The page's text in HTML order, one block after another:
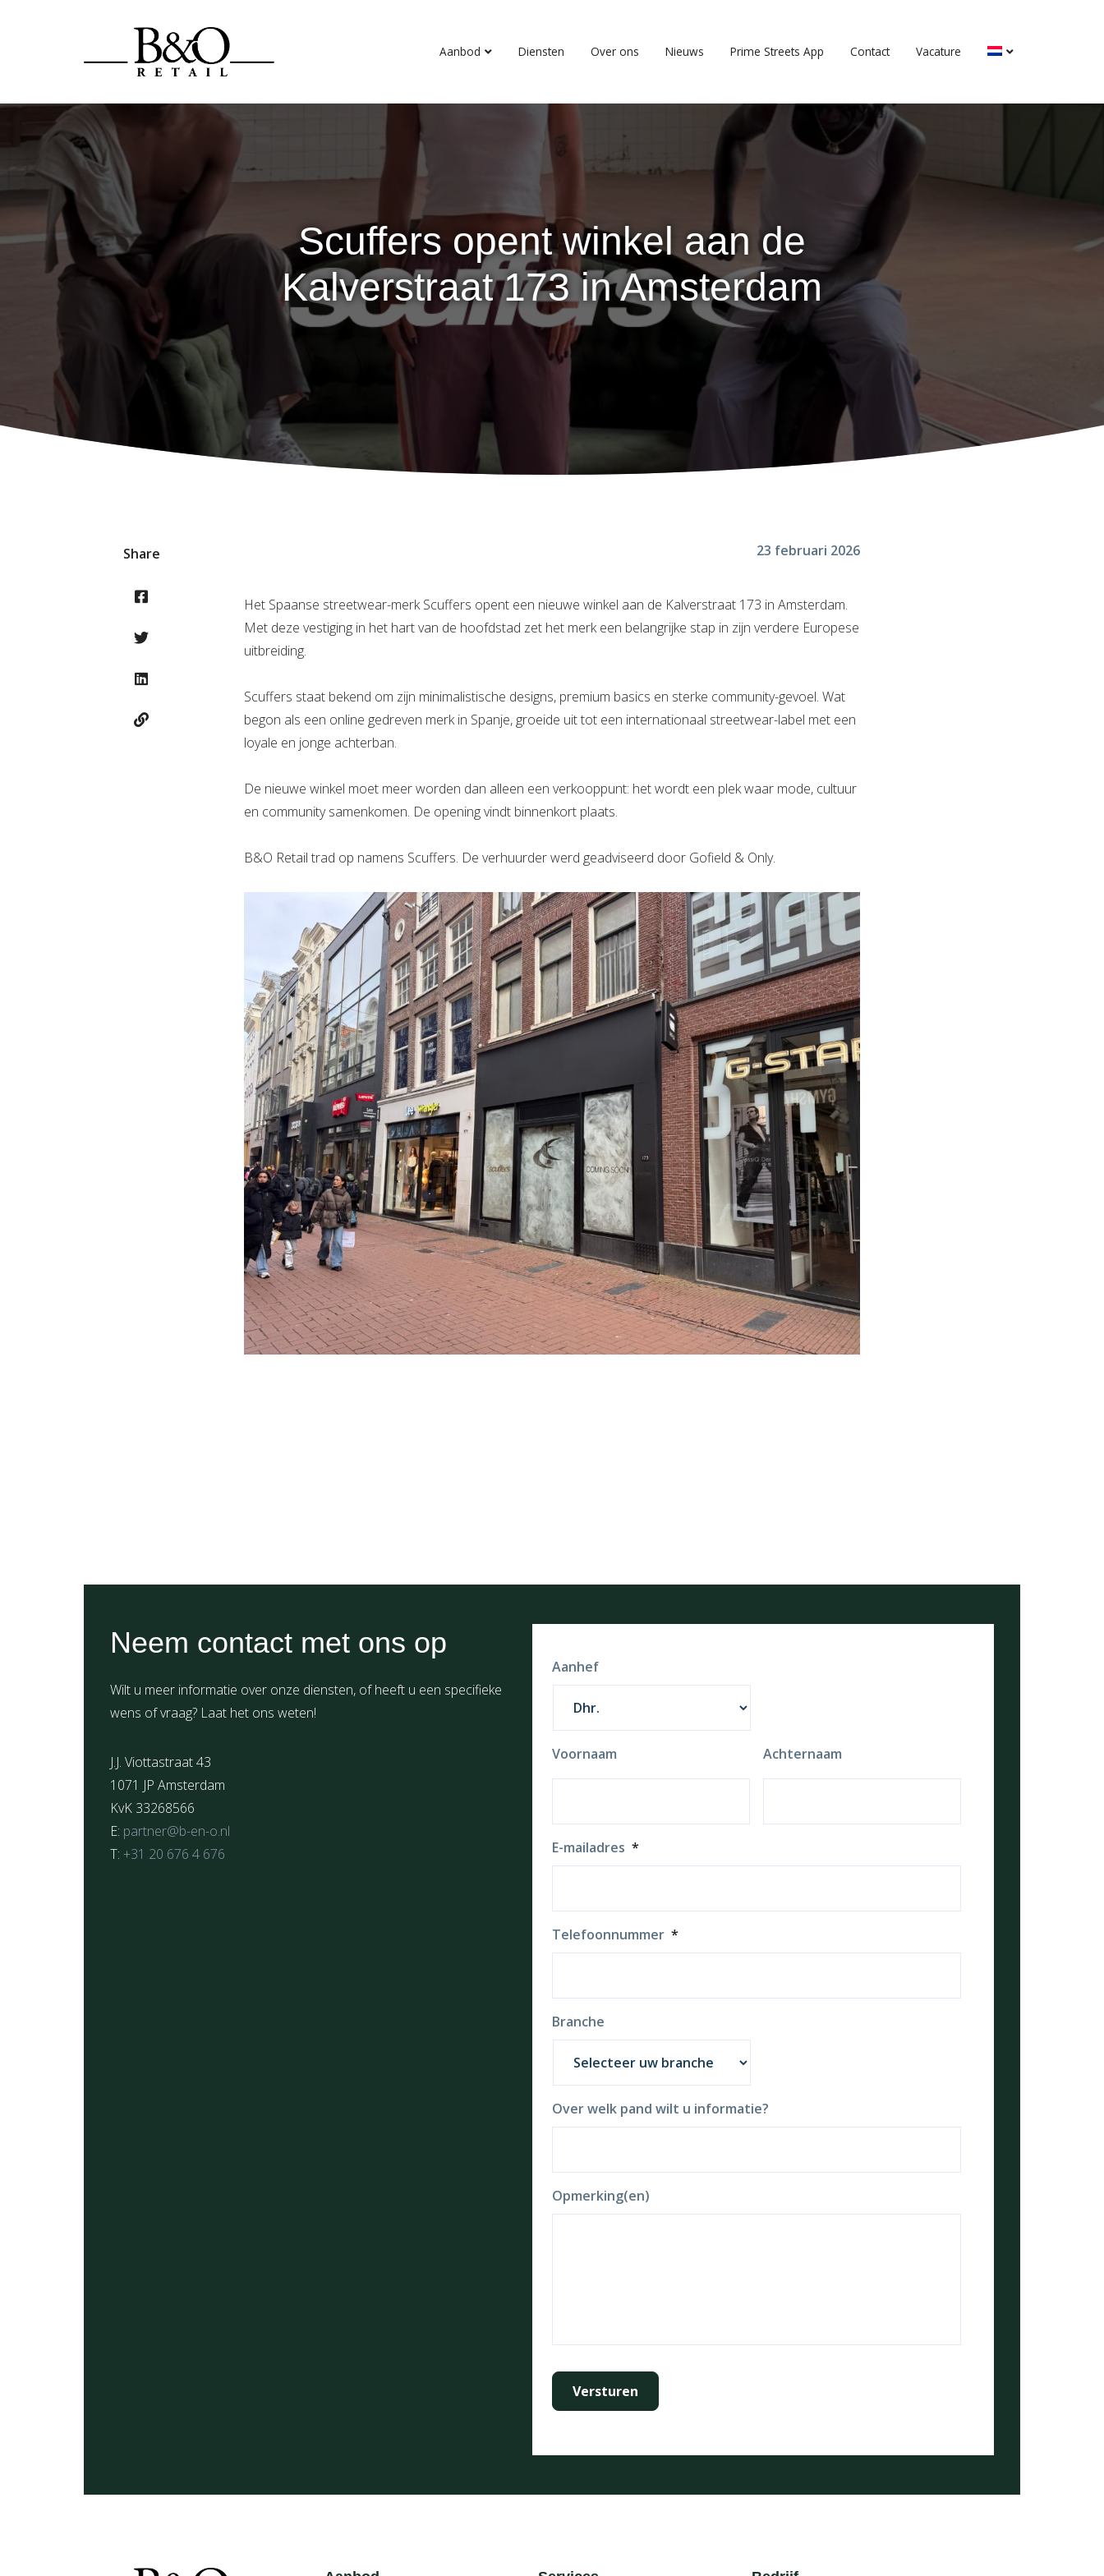
Aanbod Diensten Over ons Nieuws Prime Streets App Contact Vacature
Scuffers opent winkel aan de
Kalverstraat 173 in Amsterdam
Share 23 februari 2026
Het Spaanse streetwear-merk Scuffers opent een nieuwe winkel aan de Kalverstraat 173 in Amsterdam.
Met deze vestiging in het hart van de hoofdstad zet het merk een belangrijke stap in zijn verdere Europese
uitbreiding.
Scuffers staat bekend om zijn minimalistische designs, premium basics en sterke community-gevoel. Wat
begon als een online gedreven merk in Spanje, groeide uit tot een internationaal streetwear-label met een
loyale en jonge achterban.
De nieuwe winkel moet meer worden dan alleen een verkooppunt: het wordt een plek waar mode, cultuur
en community samenkomen. De opening vindt binnenkort plaats.
B&O Retail trad op namens Scuffers. De verhuurder werd geadviseerd door Gofield & Only.
Neem contact met ons op
Wilt u meer informatie over onze diensten, of heeft u een specifieke
wens of vraag? Laat het ons weten!
J.J. Viottastraat 43
1071 JP Amsterdam
KvK 33268566
E: partner@b-en-o.nl
T: +31 20 676 4 676
Aanhef
Voornaam Achternaam
E-mailadres *
Telefoonnummer *
Branche
Over welk pand wilt u informatie?
Opmerking(en)